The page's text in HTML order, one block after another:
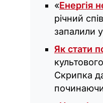
«Енергія
річний
запалили
Як стати
Скрипка